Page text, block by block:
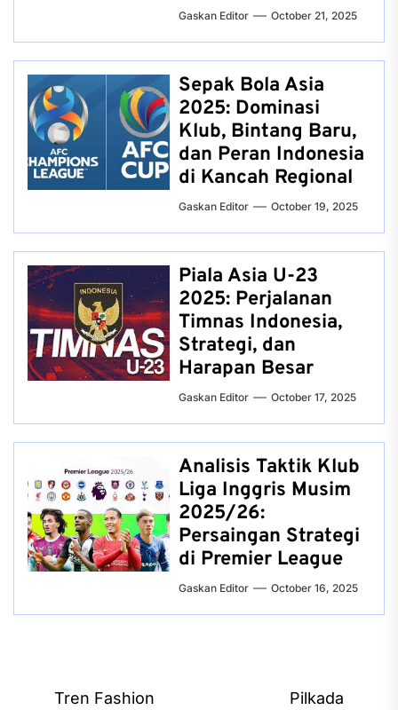
Gaskan Editor October 21, 2025
Sepak Bola Asia
2025: Dominasi
Klub, Bintang Baru,
dan Peran Indonesia
di Kancah Regional
Gaskan Editor October 19, 2025
Piala Asia U-23
2025: Perjalanan
Timnas Indonesia,
Strategi, dan
Harapan Besar
Gaskan Editor October 17, 2025
Analisis Taktik Klub
Liga Inggris Musim
2025/26:
Persaingan Strategi
di Premier League
Gaskan Editor October 16, 2025
PostTren Fashion Pilkada